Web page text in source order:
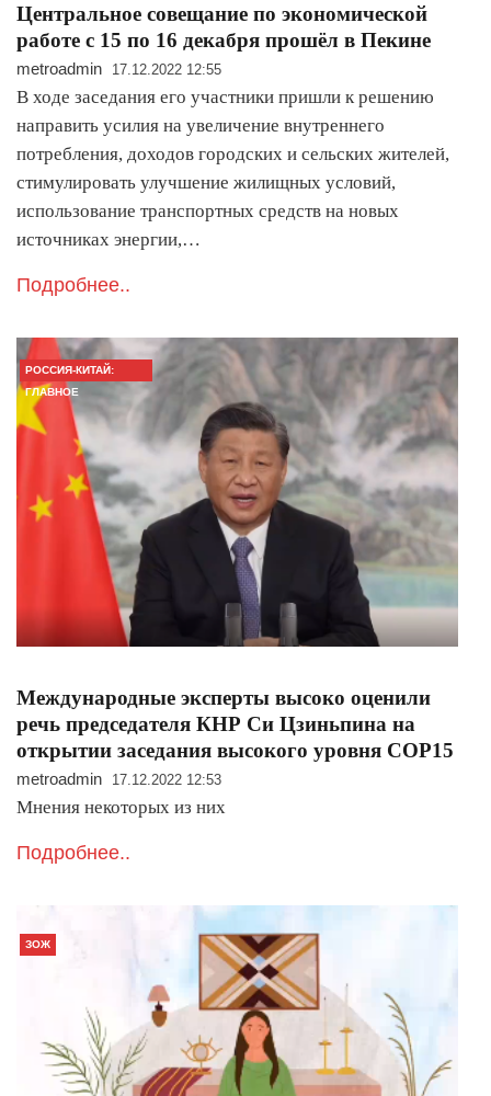
Центральное совещание по экономической
работе с 15 по 16 декабря прошёл в Пекине
metroadmin 17.12.2022 12:55
В ходе заседания его участники пришли к решению
направить усилия на увеличение внутреннего
потребления, доходов городских и сельских жителей,
стимулировать улучшение жилищных условий,
использование транспортных средств на новых
источниках энергии,…
Подробнее..
РОССИЯ-КИТАЙ:
ГЛАВНОЕ
Международные эксперты высоко оценили
речь председателя КНР Си Цзиньпина на
открытии заседания высокого уровня COP15
metroadmin 17.12.2022 12:53
Мнения некоторых из них
Подробнее..
ЗОЖ